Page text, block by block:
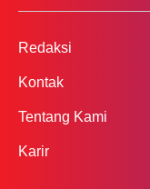
Redaksi
Kontak
Tentang Kami
Karir